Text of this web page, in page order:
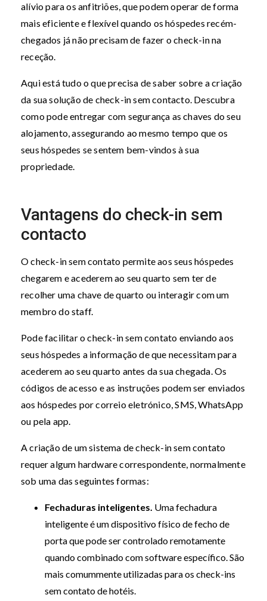
alívio para os anfitriões, que podem operar de forma
mais eficiente e flexível quando os hóspedes recém-
chegados já não precisam de fazer o check-in na
receção.
Aqui está tudo o que precisa de saber sobre a criação
da sua solução de check-in sem contacto. Descubra
como pode entregar com segurança as chaves do seu
alojamento, assegurando ao mesmo tempo que os
seus hóspedes se sentem bem-vindos à sua
propriedade.
Vantagens do check-in sem
contacto
O check-in sem contato permite aos seus hóspedes
chegarem e acederem ao seu quarto sem ter de
recolher uma chave de quarto ou interagir com um
membro do staff.
Pode facilitar o check-in sem contato enviando aos
seus hóspedes a informação de que necessitam para
acederem ao seu quarto antes da sua chegada. Os
códigos de acesso e as instruções podem ser enviados
aos hóspedes por correio eletrónico, SMS, WhatsApp
ou pela app.
A criação de um sistema de check-in sem contato
requer algum hardware correspondente, normalmente
sob uma das seguintes formas:
Fechaduras inteligentes. Uma fechadura
inteligente é um dispositivo físico de fecho de
porta que pode ser controlado remotamente
quando combinado com software específico. São
mais comummente utilizadas para os check-ins
sem contato de hotéis.